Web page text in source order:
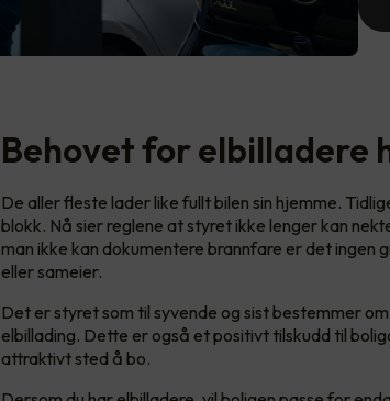
Behovet for elbilladere
De aller fleste lader like fullt bilen sin hjemme.
blokk. Nå sier reglene at styret ikke lenger kan
man ikke kan dokumentere brannfare er det ingen
eller sameier.
Det er styret som til syvende og sist bestemmer
elbillading. Dette er også et positivt tilskudd til
attraktivt sted å bo.